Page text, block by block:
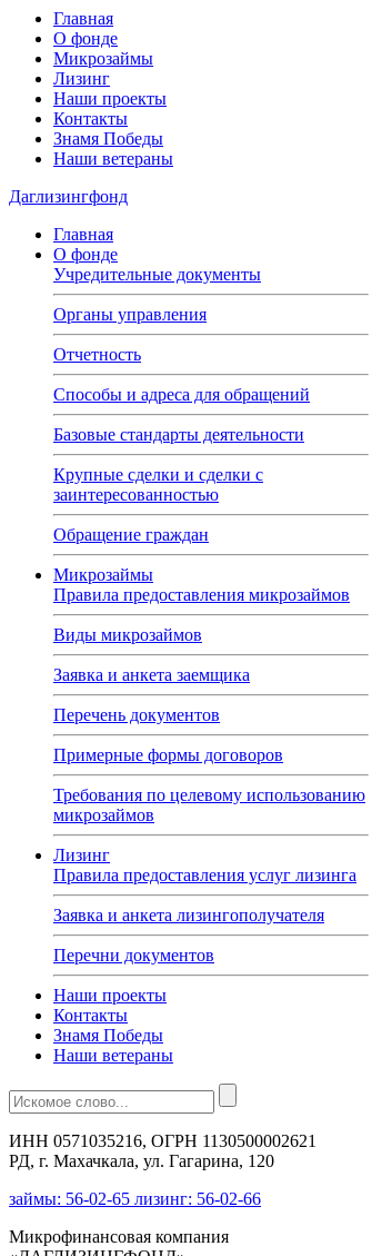
Главная
О фонде
Микрозаймы
Лизинг
Наши проекты
Контакты
Знамя Победы
Наши ветераны
Даглизингфонд
Главная
О фонде
Учредительные документы
Органы управления
Отчетность
Способы и адреса для обращений
Базовые стандарты деятельности
Крупные сделки и сделки с
заинтересованностью
Обращение граждан
Микрозаймы
Правила предоставления микрозаймов
Виды микрозаймов
Заявка и анкета заемщика
Перечень документов
Примерные формы договоров
Требования по целевому использованию
микрозаймов
Лизинг
Правила предоставления услуг лизинга
Заявка и анкета лизингополучателя
Перечни документов
Наши проекты
Контакты
Знамя Победы
Наши ветераны
ИНН 0571035216, ОГРН 1130500002621
РД, г. Махачкала, ул. Гагарина, 120
займы: 56-02-65 лизинг: 56-02-66
Микрофинансовая компания